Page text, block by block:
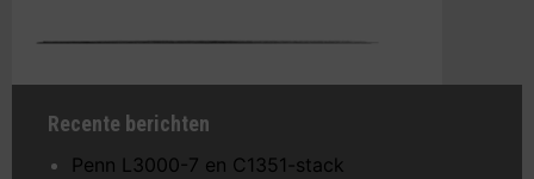
Recente berichten
Penn L3000-7 en C1351-stack